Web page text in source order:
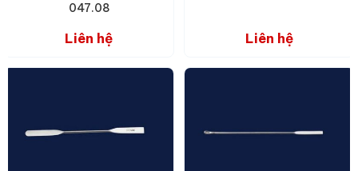
047.08
Liên hệ Liên hệ